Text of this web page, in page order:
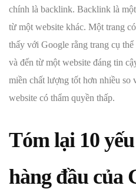
chính là backlink. Backlink là
từ một website khác. Một trang
thấy với Google rằng trang cụ
và đến từ một website đáng tin
miền chất lượng tốt hơn nhiều so
website có thẩm quyền thấp.
Tóm lại 10
hàng đầu của